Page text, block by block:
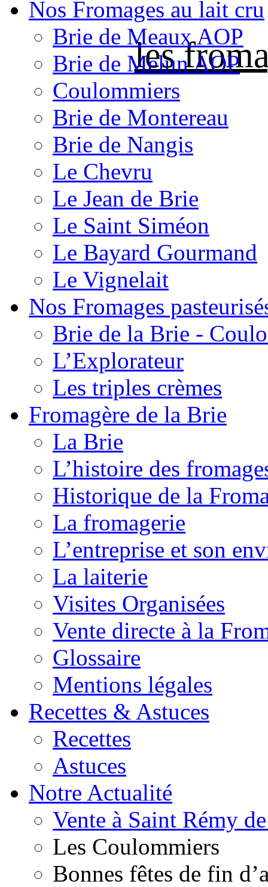
les
Nos Fromages au lait cru
Brie de Meaux AOP
Brie de Melun AOP
Coulommiers
Brie de Montereau
Brie de Nangis
Le Chevru
Le Jean de Brie
Le Saint Siméon
Le Bayard Gourmand
Le Vignelait
Nos Fromages
Brie de la Brie -
L’Explorateur
Les triples crèmes
Fromagère de la Brie
La Brie
L’histoire des
Historique de la
La fromagerie
L’entreprise et son
La laiterie
Visites Organisées
Vente directe à la
Glossaire
Mentions légales
Recettes & Astuces
Recettes
Astuces
Notre Actualité
Vente à Saint Rémy
Les Coulommiers
Bonnes fêtes de fin